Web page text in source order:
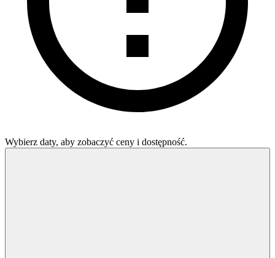
Wybierz daty, aby zobaczyć ceny i dostępność.